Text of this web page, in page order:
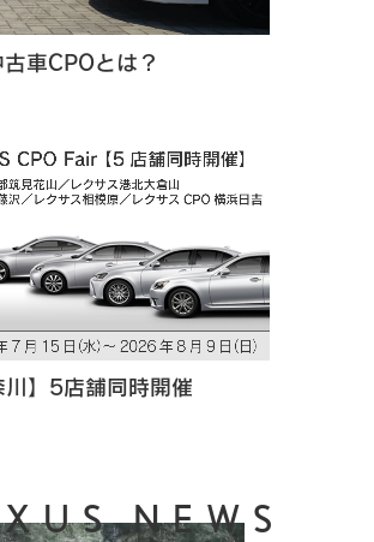
車CPOとは？
川】5店舗同時開催
NEWS